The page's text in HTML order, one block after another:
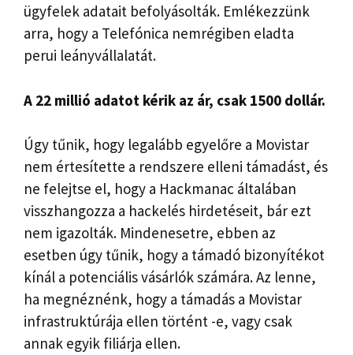
ügyfelek adatait befolyásolták. Emlékezzünk
arra, hogy a Telefónica nemrégiben eladta
perui leányvállalatát.
A 22 millió adatot kérik az ár, csak 1500 dollár.
Úgy tűnik, hogy legalább egyelőre a Movistar
nem értesítette a rendszere elleni támadást, és
ne felejtse el, hogy a Hackmanac általában
visszhangozza a hackelés hirdetéseit, bár ezt
nem igazolták. Mindenesetre, ebben az
esetben úgy tűnik, hogy a támadó bizonyítékot
kínál a potenciális vásárlók számára. Az lenne,
ha megnéznénk, hogy a támadás a Movistar
infrastruktúrája ellen történt -e, vagy csak
annak egyik filiárja ellen.